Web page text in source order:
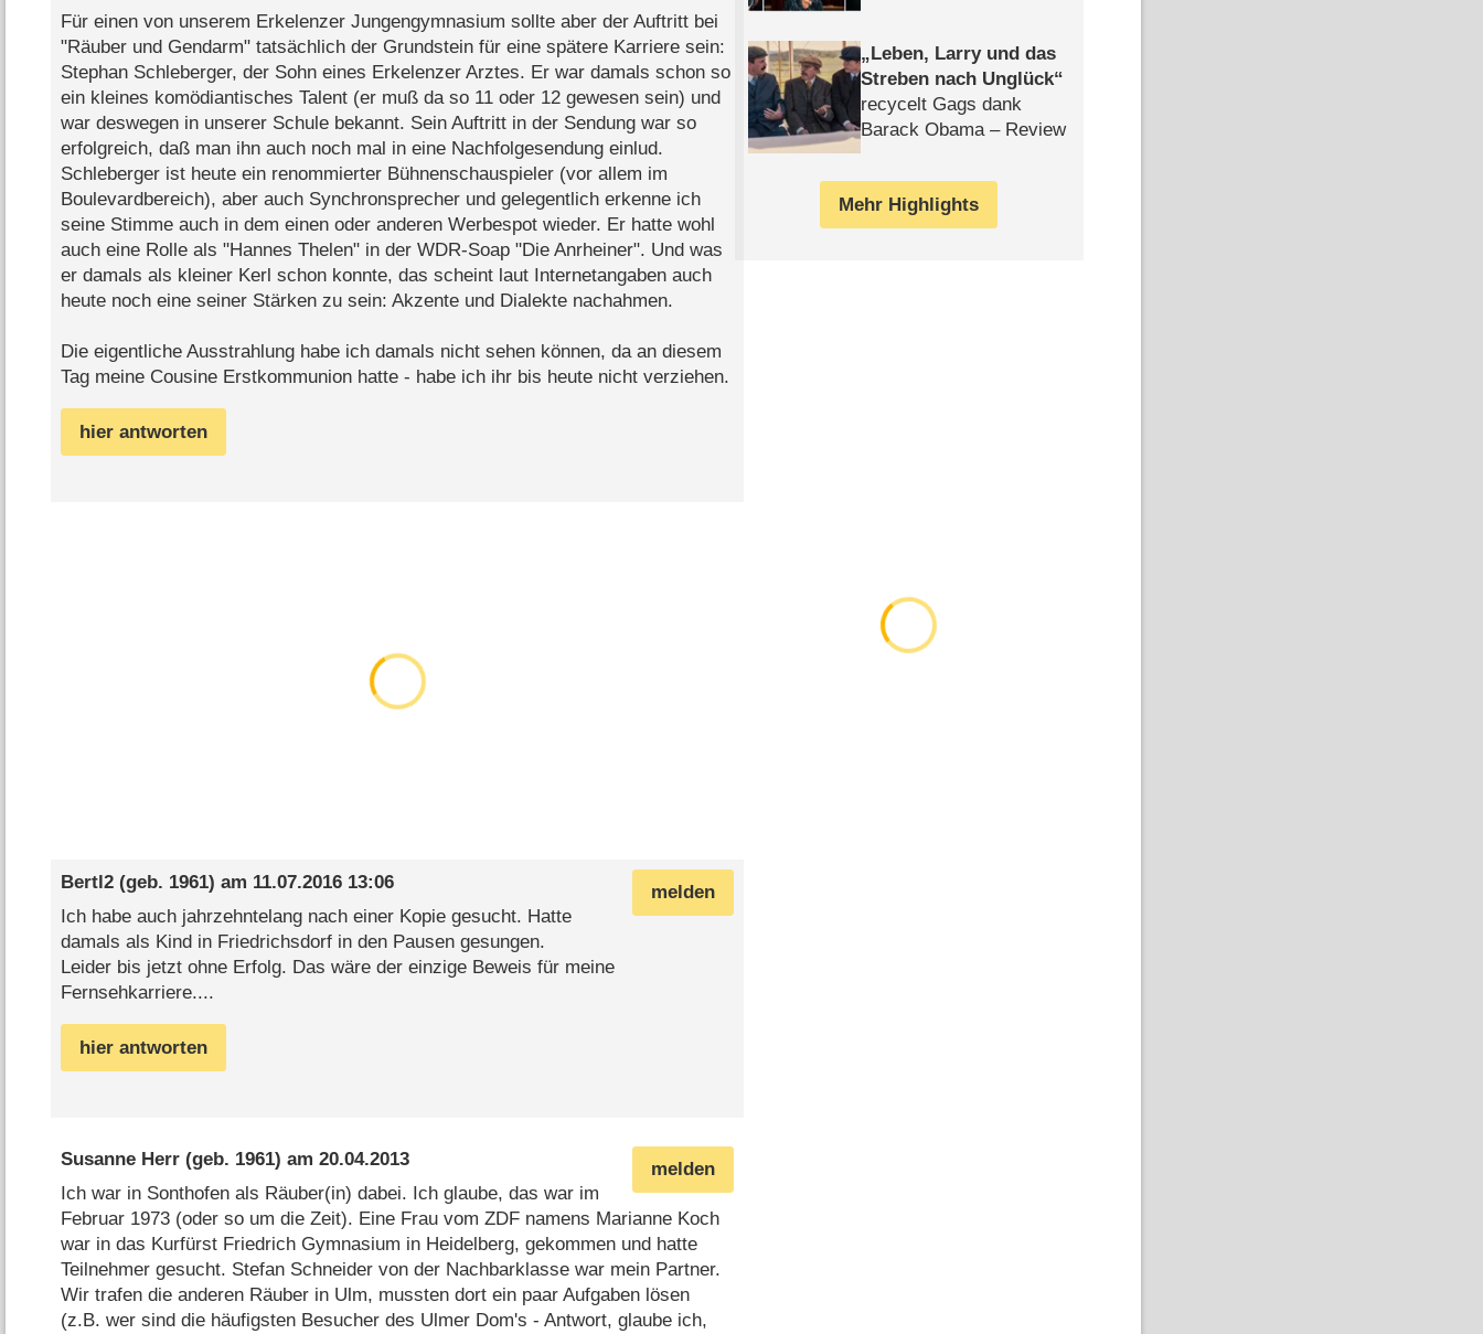
Für einen von unserem Erkelenzer Jungengymnasium sollte aber der Auftritt bei
"Räuber und Gendarm" tatsächlich der Grundstein für eine spätere Karriere sein:
Stephan Schleberger, der Sohn eines Erkelenzer Arztes. Er war damals schon so
ein kleines komödiantisches Talent (er muß da so 11 oder 12 gewesen sein) und
war deswegen in unserer Schule bekannt. Sein Auftritt in der Sendung war so
erfolgreich, daß man ihn auch noch mal in eine Nachfolgesendung einlud.
Schleberger ist heute ein renommierter Bühnenschauspieler (vor allem im
Boulevardbereich), aber auch Synchronsprecher und gelegentlich erkenne ich
seine Stimme auch in dem einen oder anderen Werbespot wieder. Er hatte wohl
auch eine Rolle als "Hannes Thelen" in der WDR-Soap "Die Anrheiner". Und was
er damals als kleiner Kerl schon konnte, das scheint laut Internetangaben auch
heute noch eine seiner Stärken zu sein: Akzente und Dialekte nachahmen.
Die eigentliche Ausstrahlung habe ich damals nicht sehen können, da an diesem
Tag meine Cousine Erstkommunion hatte - habe ich ihr bis heute nicht verziehen.
hier antworten
melden
Bertl2(geb. 1961) am 11.07.2016 13:06
Ich habe auch jahrzehntelang nach einer Kopie gesucht. Hatte
damals als Kind in Friedrichsdorf in den Pausen gesungen.
Leider bis jetzt ohne Erfolg. Das wäre der einzige Beweis für meine
Fernsehkarriere....
hier antworten
melden
Susanne Herr(geb. 1961) am 20.04.2013
Ich war in Sonthofen als Räuber(in) dabei. Ich glaube, das war im
Februar 1973 (oder so um die Zeit). Eine Frau vom ZDF namens Marianne Koch
war in das Kurfürst Friedrich Gymnasium in Heidelberg, gekommen und hatte
Teilnehmer gesucht. Stefan Schneider von der Nachbarklasse war mein Partner.
Wir trafen die anderen Räuber in Ulm, mussten dort ein paar Aufgaben lösen
(z.B. wer sind die häufigsten Besucher des Ulmer Dom's - Antwort, glaube ich,
Leben, Larry und das
Streben nach Unglück
recycelt Gags dank
Barack Obama – Review
Mehr Highlights